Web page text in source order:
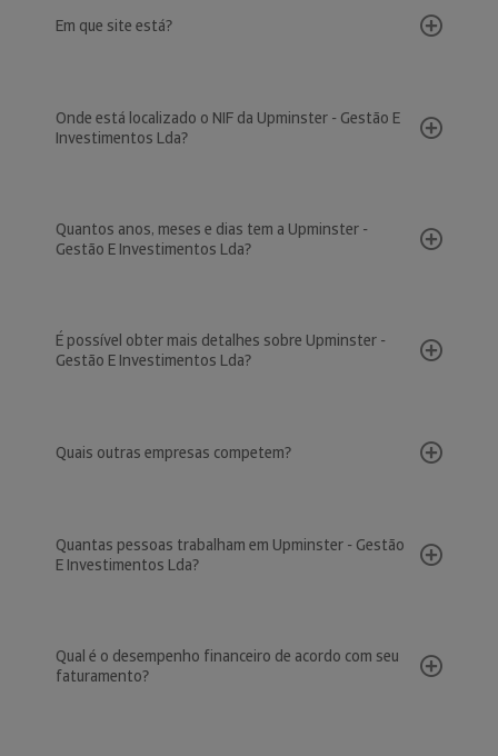
Em que site está?
Onde está localizado o NIF da Upminster - Gestão E
Investimentos Lda?
Quantos anos, meses e dias tem a Upminster -
Gestão E Investimentos Lda?
É possível obter mais detalhes sobre Upminster -
Gestão E Investimentos Lda?
Quais outras empresas competem?
Quantas pessoas trabalham em Upminster - Gestão
E Investimentos Lda?
Qual é o desempenho financeiro de acordo com seu
faturamento?